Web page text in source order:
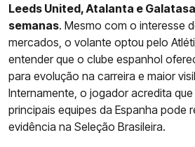
Leeds United, Atalanta e
semanas. Mesmo com o interesse
mercados, o volante optou pelo
entender que o clube espanhol
para evolução na carreira e maior
Internamente, o jogador acredita
principais equipes da Espanha pode
evidência na Seleção Brasileira.